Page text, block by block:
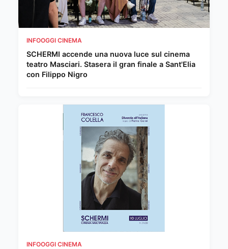
INFOOGGI CINEMA
SCHERMI accende una nuova luce sul cinema
teatro Masciari. Stasera il gran finale a Sant'Elia
con Filippo Nigro
INFOOGGI CINEMA